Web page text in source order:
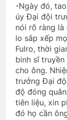
-Ngày đó,
úy Đại đội
nói rõ ràng là
lo sắp xếp
Fulro, thời
binh sĩ
cho ông.
trưởng Đại
độ đóng
tiên liệu, xin
đó họ cần